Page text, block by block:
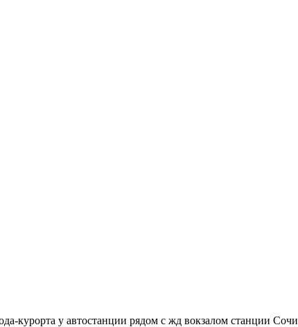
курорта у автостанции рядом с жд вокзалом станции Сочи